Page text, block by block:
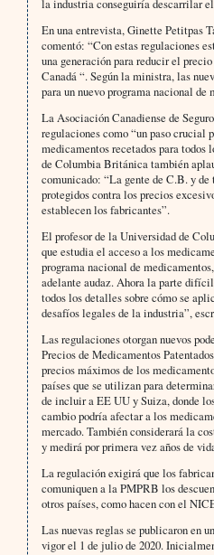
la industria conseguiría descarrilar
En una entrevista, Ginette Petitpas
comentó: “Con estas regulaciones
una generación para reducir el
Canadá “. Según la ministra, las
para un nuevo programa nacional de
La Asociación Canadiense de
regulaciones como “un paso crucial
medicamentos recetados para todos
de Columbia Británica también
comunicado: “La gente de C.B. y de
protegidos contra los precios
establecen los fabricantes”.
El profesor de la Universidad de
que estudia el acceso a los
programa nacional de
adelante audaz. Ahora la parte
todos los detalles sobre cómo se
desafíos legales de la industria”,
Las regulaciones otorgan nuevos
Precios de Medicamentos
precios máximos de los
países que se utilizan para
de incluir a EE UU y Suiza, donde
cambio podría afectar a los
mercado. También considerará la
y medirá por primera vez años de
La regulación exigirá que los
comuniquen a la PMPRB los
otros países, como hacen con el
Las nuevas reglas se publicaron en
vigor el 1 de julio de 2020.